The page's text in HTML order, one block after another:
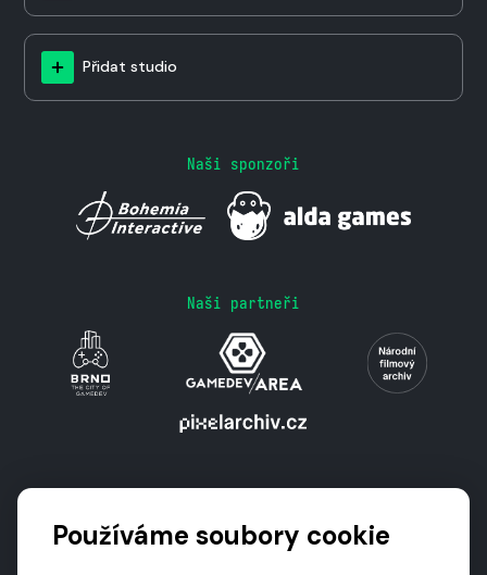
Přidat studio
Naši sponzoři
Naši partneři
Používáme soubory cookie